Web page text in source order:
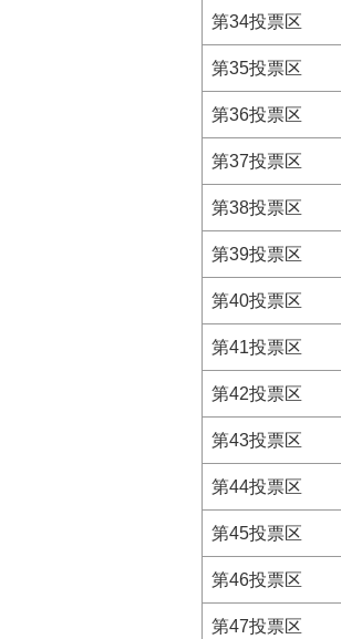
第34投票区
第35投票区
第36投票区
第37投票区
第38投票区
第39投票区
第40投票区
第41投票区
第42投票区
第43投票区
第44投票区
第45投票区
第46投票区
第47投票区